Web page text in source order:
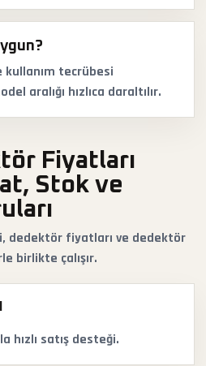
kullanım tecrübesi
aralığı hızlıca daraltılır.
Fiyatları
Stok ve
dedektör fiyatları ve dedektör
birlikte çalışır.
hızlı satış desteği.